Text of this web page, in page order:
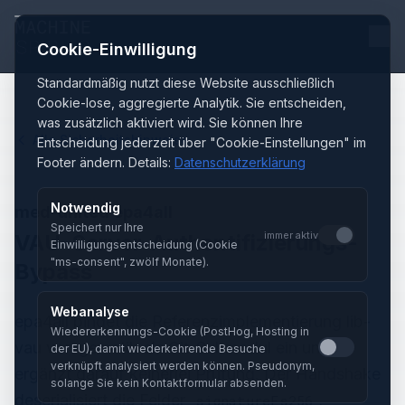
Cookie-Einwilligung
Standardmäßig nutzt diese Website ausschließlich
Cookie-lose, aggregierte Analytik. Sie entscheiden,
was zusätzlich aktiviert wird. Sie können Ihre
Entscheidung jederzeit über "Cookie-Einstellungen" im
Footer ändern. Details: Datenschutzerklärung
Notwendig
Speichert nur Ihre
Einwilligungsentscheidung (Cookie
"ms-consent", zwölf Monate).
immer aktiv
Webanalyse
Wiedererkennungs-Cookie (PostHog, Hosting in
der EU), damit wiederkehrende Besuche
verknüpft analysiert werden können. Pseudonym,
solange Sie kein Kontaktformular absenden.
Alle Sicherheitshinweise
med-united epa4all
VAU-Server-Authentifizierungs-
Bypass
epa4all bindet die Referenzimplementierung lib-
vau von gematik als Git-Submodul ein und
ergänzt darauf keinerlei Prüfung. Der Handshake